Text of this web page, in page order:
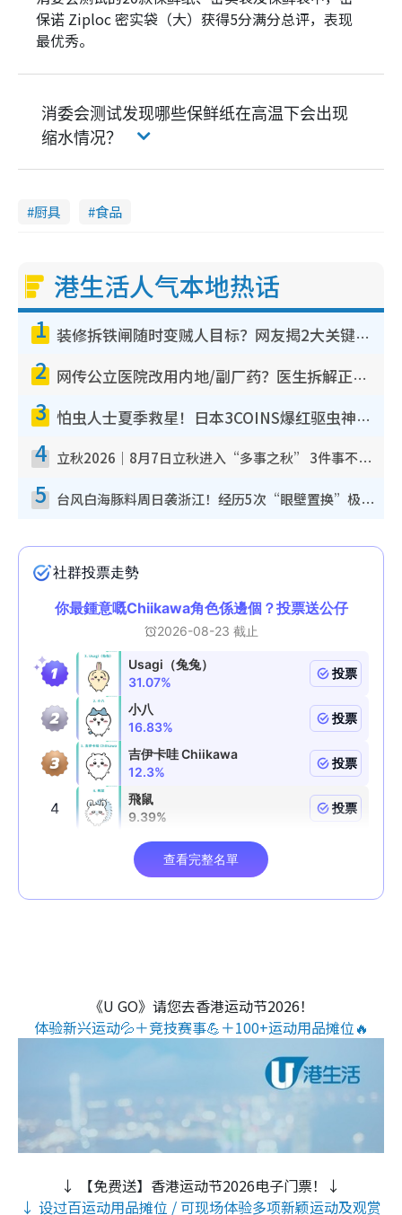
保诺 Ziploc 密实袋（大）获得5分满分总评，表现
最优秀。
消委会测试发现哪些保鲜纸在高温下会出现
缩水情况？
厨具 食品
港生活人气本地热话
1 装修拆铁闸随时变贼人目标？网友揭2大关键用途：装新款等于白装？附新旧铁闸分别
2 网传公立医院改用内地/副厂药？医生拆解正副厂分别，揭4类人换药随时出事
3 怕虫人士夏季救星！日本3COINS爆红驱虫神器$45起 1招“全程免触碰”轻松搞定小强
4 立秋2026｜8月7日立秋进入“多事之秋” 3件事不可做！专家教6招开运 清杂物／钱包纳气接好运
5 台风白海豚料周日袭浙江！经历5次“眼壁置换”极罕见 成登陆内地最长途台风
《U GO》请您去香港运动节2026！
体验新兴运动💦＋竞技赛事💪＋100+运动用品摊位🔥
↓ 【免费送】香港运动节2026电子门票！↓
↓ 设过百运动用品摊位 / 可现场体验多项新颖运动及观赏